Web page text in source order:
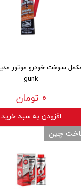
سوخت خودرو موتور
gunk
۰ تومان
افزودن به سبد خرید
چین